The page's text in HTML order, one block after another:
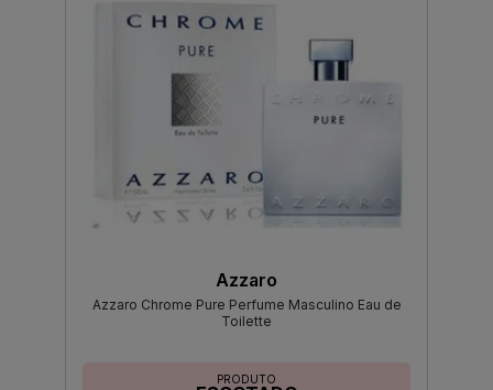
Azzaro
Azzaro Chrome Pure Perfume Masculino Eau de
Toilette
PRODUTO